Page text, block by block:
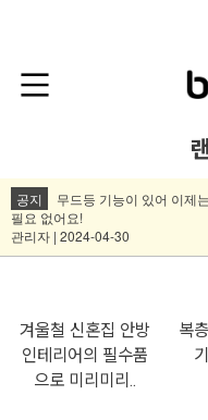
공지
무드등 기능이 있어 이제
필요 없어요!
관리자 | 2024-04-30
겨울철 신혼집 안방
인테리어의 필수품
으로 미리미리..
복